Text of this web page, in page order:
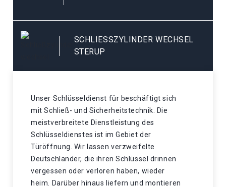
SCHLIESSZYLINDER WECHSEL S
TERUP
Unser Schlüsseldienst für beschäftigt sich
mit Schließ- und Sicherheitstechnik. Die
meistverbreitete Dienstleistung des
Schlüsseldienstes ist im Gebiet der
Türöffnung. Wir lassen verzweifelte
Deutschlander, die ihren Schlüssel drinnen
vergessen oder verloren haben, wieder
heim. Darüber hinaus liefern und montieren